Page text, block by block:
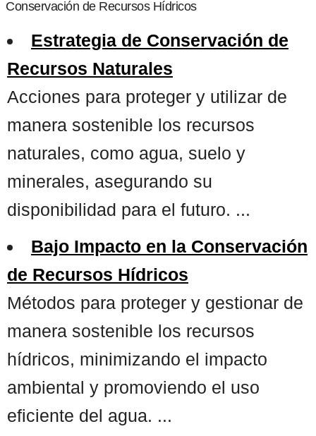
Conservación de Recursos Hídricos
Estrategia de Conservación de
Recursos Naturales
Acciones para proteger y utilizar de
manera sostenible los recursos
naturales, como agua, suelo y
minerales, asegurando su
disponibilidad para el futuro. ...
Bajo Impacto en la Conservación
de Recursos Hídricos
Métodos para proteger y gestionar de
manera sostenible los recursos
hídricos, minimizando el impacto
ambiental y promoviendo el uso
eficiente del agua. ...